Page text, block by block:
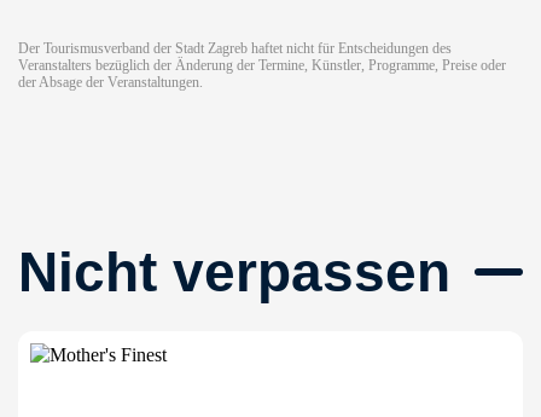
Der Tourismusverband der Stadt Zagreb haftet nicht für Entscheidungen des
Veranstalters bezüglich der Änderung der Termine, Künstler, Programme, Preise oder
der Absage der Veranstaltungen.
Nicht verpassen